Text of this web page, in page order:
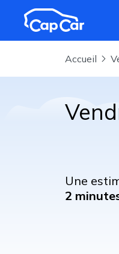
Aller au contenu principal
Accueil
Une
2